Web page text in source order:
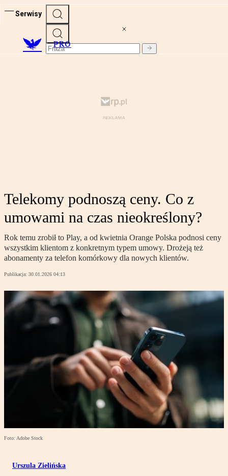
Serwisy
PRO
Telekomy podnoszą ceny. Co z
umowami na czas nieokreślony?
Rok temu zrobił to Play, a od kwietnia Orange Polska podnosi ceny
wszystkim klientom z konkretnym typem umowy. Drożeją też
abonamenty za telefon komórkowy dla nowych klientów.
Publikacja: 30.01.2026 04:13
Foto: Adobe Stock
Urszula Zielińska